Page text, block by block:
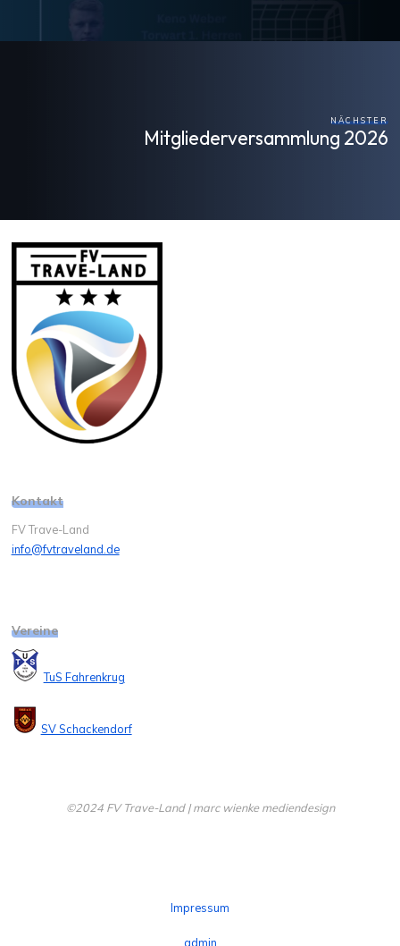
NÄCHSTER
Mitgliederversammlung 2026
Kontakt
FV Trave-Land
info@fvtraveland.de
Vereine
TuS Fahrenkrug
SV Schackendorf
©2024 FV Trave-Land | marc wienke mediendesign
Impressum
admin